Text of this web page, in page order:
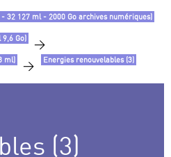
32 127 ml - 2000 Go archives numériques)
Go) >
ml) > Energies renouvelables (3)
(3)